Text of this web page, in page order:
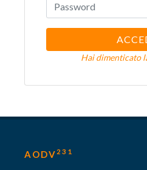
Hai dimenticato
AODV 231